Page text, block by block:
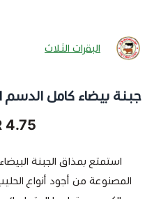
البقرات الثلاث
جبنة بيضاء كامل الدسم
4.75 SAR
استمتع بمذاق الجبنة
المصنوعة من أجود أنواع
الكريمي وقوامها المتماسك،